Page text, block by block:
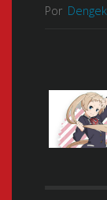
Por